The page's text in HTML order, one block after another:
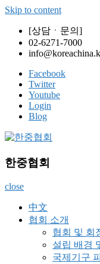
Skip to content
[상담ㆍ문의]
02-6271-7000
Facebook
Twitter
Youtube
Login
Blog
한중협회
정부기관 및 기업 컨설
람회 주관,
한중협회
close
中文
협회 소개
협회 및 회
설립 배경
국제기구